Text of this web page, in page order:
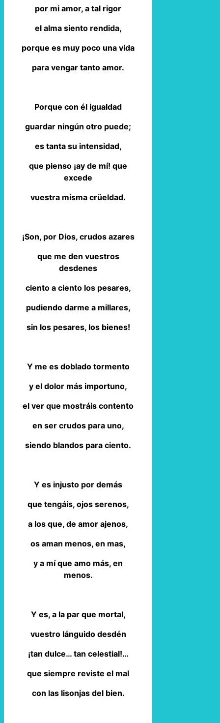
por mi amor, a tal rigor
el alma siento rendida,
porque es muy poco una vida
para vengar tanto amor.
Porque con él igualdad
guardar ningún otro puede;
es tanta su intensidad,
que pienso ¡ay de mí! que
excede
vuestra misma crüeldad.
¡Son, por Dios, crudos azares
que me den vuestros
desdenes
ciento a ciento los pesares,
pudiendo darme a millares,
sin los pesares, los bienes!
Y me es doblado tormento
y el dolor más importuno,
el ver que mostráis contento
en ser crudos para uno,
siendo blandos para ciento.
Y es injusto por demás
que tengáis, ojos serenos,
a los que, de amor ajenos,
os aman menos, en mas,
y a mí que amo más, en
menos.
Y es, a la par que mortal,
vuestro lánguido desdén
¡tan dulce… tan celestial!…
que siempre reviste el mal
con las lisonjas del bien.